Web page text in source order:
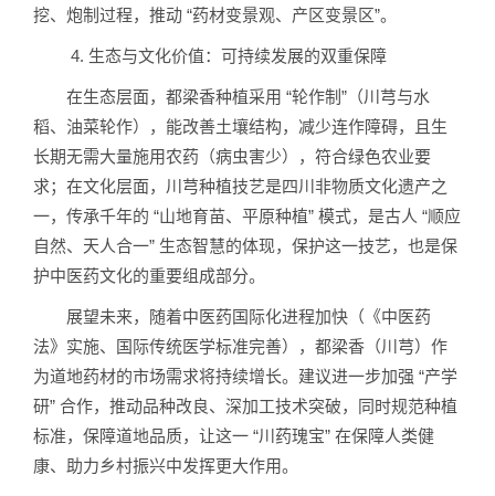
挖、炮制过程，推动 “药材变景观、产区变景区”。
4. 生态与文化价值：可持续发展的双重保障
在生态层面，都梁香种植采用 “轮作制”（川芎与水
稻、油菜轮作），能改善土壤结构，减少连作障碍，且生
长期无需大量施用农药（病虫害少），符合绿色农业要
求；在文化层面，川芎种植技艺是四川非物质文化遗产之
一，传承千年的 “山地育苗、平原种植” 模式，是古人 “顺应
自然、天人合一” 生态智慧的体现，保护这一技艺，也是保
护中医药文化的重要组成部分。
展望未来，随着中医药国际化进程加快（《中医药
法》实施、国际传统医学标准完善），都梁香（川芎）作
为道地药材的市场需求将持续增长。建议进一步加强 “产学
研” 合作，推动品种改良、深加工技术突破，同时规范种植
标准，保障道地品质，让这一 “川药瑰宝” 在保障人类健
康、助力乡村振兴中发挥更大作用。